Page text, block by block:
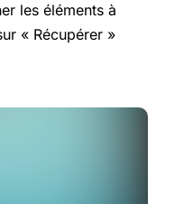
les éléments à
« Récupérer »